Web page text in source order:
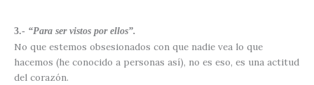
3.- “Para ser vistos por ellos”.
No que estemos obsesionados con que nadie vea lo que
hacemos (he conocido a personas así), no es eso, es una actitud
del corazón.